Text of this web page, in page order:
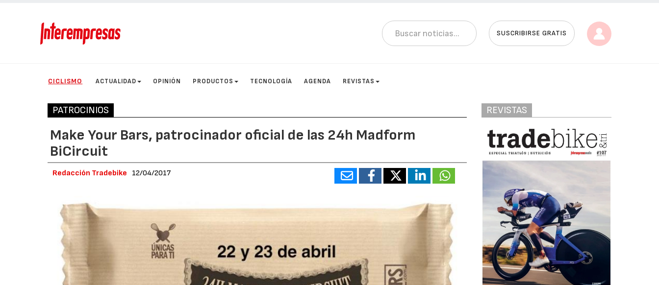
SUSCRIBIRSE GRATIS
CICLISMO ACTUALIDAD OPINIÓN PRODUCTOS TECNOLOGÍA AGENDA REVISTAS
PATROCINIOS
Make Your Bars, patrocinador oficial de las 24h Madform
BiCircuit
Redacción Tradebike 12/04/2017
REVISTAS